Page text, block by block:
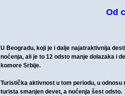
Od
U Beogradu, koji je i dalje najatraktivnija
noćenja, ali je to 12 odsto manje dolazaka i
komore Srbije.
Turistička aktivnost u tom periodu, u
turista smanjen devet, a noćenja šest odsto.